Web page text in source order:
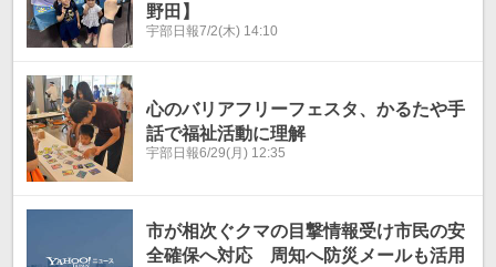
野田】
宇部日報7/2(木) 14:10
心のバリアフリーフェスタ、かるたや手
話で福祉活動に理解
宇部日報6/29(月) 12:35
市が相次ぐクマの目撃情報受け市民の安
全確保へ対応 周知へ防災メールも活用